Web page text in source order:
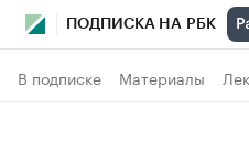
ПОДПИСКА НА РБК
В подписке Материалы